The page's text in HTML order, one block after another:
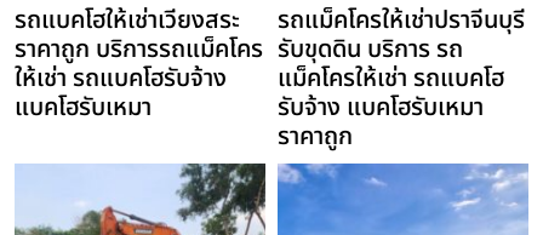
รถแบคโฮให้เช่าเวียงสระ
ราคาถูก บริการรถแม็คโคร
ให้เช่า รถแบคโฮรับจ้าง
แบคโฮรับเหมา
รถแม็คโครให้เช่าปราจีนบุรี
รับขุดดิน บริการ รถ
แม็คโครให้เช่า รถแบคโฮ
รับจ้าง แบคโฮรับเหมา
ราคาถูก